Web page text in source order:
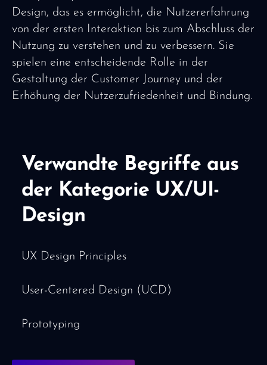
Design, das es ermöglicht, die Nutzererfahrung
von der ersten Interaktion bis zum Abschluss der
Nutzung zu verstehen und zu verbessern. Sie
spielen eine entscheidende Rolle in der
Gestaltung der Customer Journey und der
Erhöhung der Nutzerzufriedenheit und Bindung.
Verwandte Begriffe aus
der Kategorie UX/UI-
Design
UX Design Principles
User-Centered Design (UCD)
Prototyping